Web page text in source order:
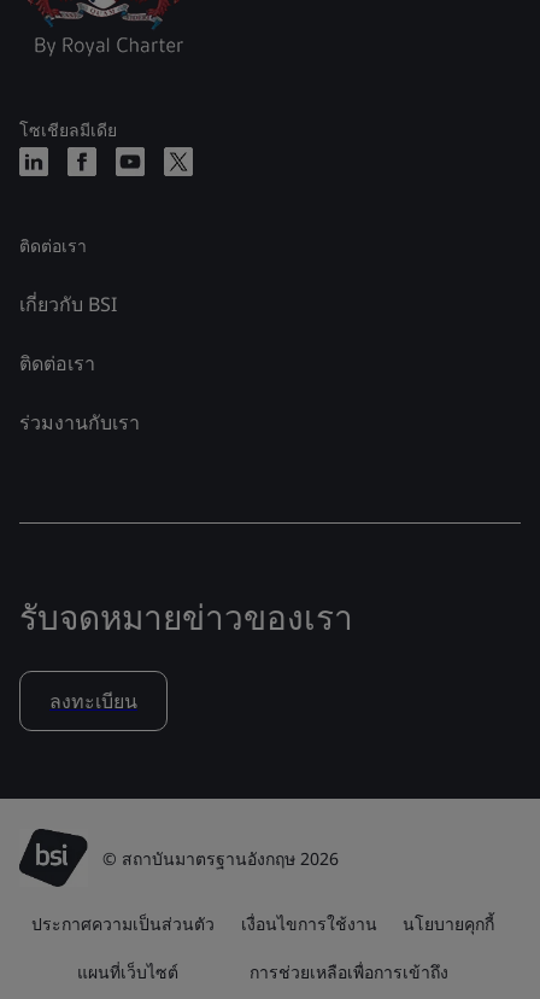
โซเชียลมีเดีย
ติดต่อเรา
เกี่ยวกับ BSI
ติดต่อเรา
ร่วมงานกับเรา
รับจดหมายข่าวของเรา
ลงทะเบียน
© สถาบันมาตรฐานอังกฤษ 2026
ประกาศความเป็นส่วนตัว เงื่อนไขการใช้งาน นโยบายคุกกี้
แผนที่เว็บไซต์ การช่วยเหลือเพื่อการเข้าถึง